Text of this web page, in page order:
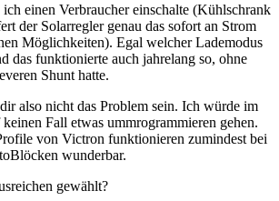
einen Verbraucher einschalte (Kühlschrank
der Solarregler genau das sofort an Strom
Möglichkeiten). Egal welcher Lademodus
das funktionierte auch jahrelang so, ohne
Shunt hatte.
also nicht das Problem sein. Ich würde im
Fall etwas ummrogrammieren gehen.
von Victron funktionieren zumindest bei
wunderbar.
gewählt?